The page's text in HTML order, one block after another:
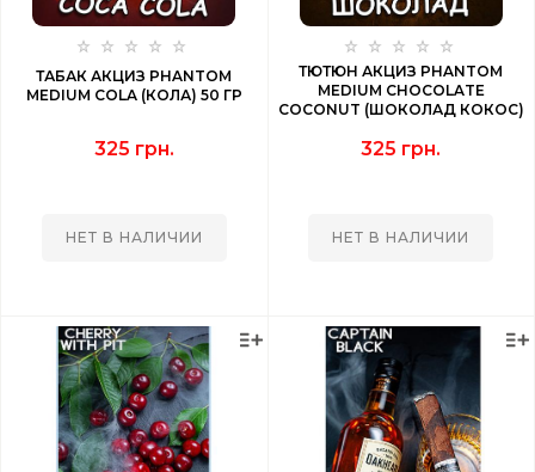
ТАБАК АКЦИЗ PHANTOM
MEDIUM COLA (КОЛА) 50 ГР
325 грн.
НЕТ В НАЛИЧИИ
ТЮТЮН АКЦИЗ PHANTOM
MEDIUM CHOCOLATE
COCONUT (ШОКОЛАД КОКОС)
325 грн.
НЕТ В НАЛИЧИИ